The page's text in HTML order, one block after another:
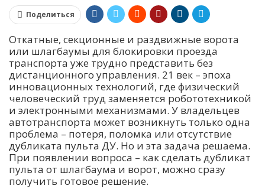
Поделиться
Откатные, секционные и раздвижные ворота
или шлагбаумы для блокировки проезда
транспорта уже трудно представить без
дистанционного управления. 21 век – эпоха
инновационных технологий, где физический
человеческий труд заменяется робототехникой
и электронными механизмами. У владельцев
автотранспорта может возникнуть только одна
проблема – потеря, поломка или отсутствие
дубликата пульта ДУ. Но и эта задача решаема.
При появлении вопроса – как сделать дубликат
пульта от шлагбаума и ворот, можно сразу
получить готовое решение.